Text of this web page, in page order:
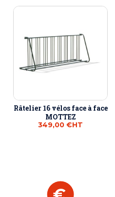
Râtelier 16 vélos face à face
MOTTEZ
349,00 €HT